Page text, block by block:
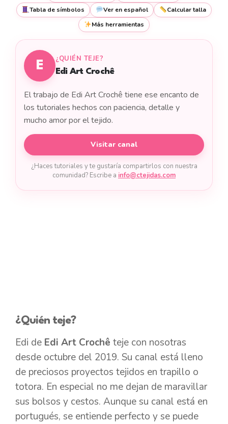
Tabla de símbolos
Ver en español
Calcular talla
Más herramientas
E
¿QUIÉN TEJE?
Edi Art Crochê
El trabajo de Edi Art Crochê tiene ese encanto de
los tutoriales hechos con paciencia, detalle y
mucho amor por el tejido.
Visitar canal
¿Haces tutoriales y te gustaría compartirlos con nuestra
comunidad? Escribe a info@ctejidas.com
¿Quién teje?
Edi de Edi Art Crochê teje con nosotras
desde octubre del 2019. Su canal está lleno
de preciosos proyectos tejidos en trapillo o
totora. En especial no me dejan de maravillar
sus bolsos y cestos. Aunque su canal está en
portugués, se entiende perfecto y se puede